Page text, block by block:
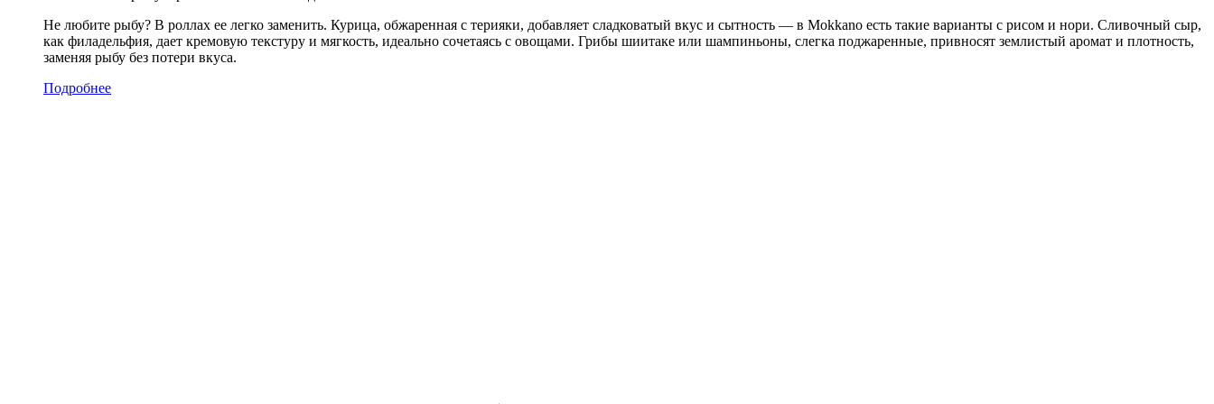
Не любите рыбу? В роллах ее легко заменить. Курица, обжаренная с терияки, добавляет сладковатый вкус и сытность — в Mokkano есть такие варианты с рисом и нори. Сливочный сыр,
как филадельфия, дает кремовую текстуру и мягкость, идеально сочетаясь с овощами. Грибы шиитаке или шампиньоны, слегка поджаренные, привносят землистый аромат и плотность,
заменяя рыбу без потери вкуса.
Подробнее